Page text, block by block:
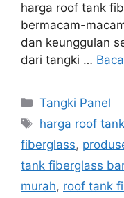
harga roof tank
bermacam-
dan keunggulan
dari tangki …
Kategori
Tangki Panel
Tag
harga roof
fiberglass,
tank fiberglass
murah, roof tank